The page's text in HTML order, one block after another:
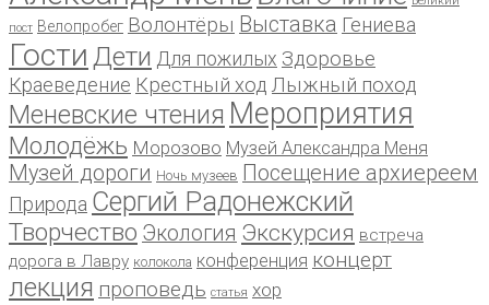
пост Велопробег Волонтёры Выставка Гениева
Гости Дети Для пожилых Здоровье
Краеведение Крестный ход Лыжный поход
Меневские чтения Мероприятия
Молодёжь Морозово Музей Александра Меня
Музей дороги Ночь музеев Посещение архиереем
Природа Сергий Радонежский
Творчество Экология Экскурсия встреча
дорога в Лавру колокола конференция концерт
лекция проповедь статья хор